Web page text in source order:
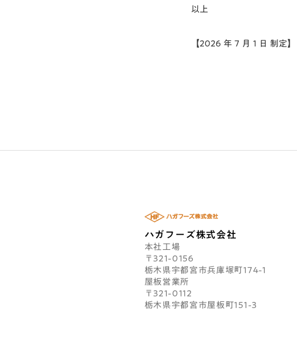
以上
【2026 年 7 月 1 日 制定】
ハガフーズ株式会社
本社工場
〒321-0156
栃木県宇都宮市兵庫塚町174-1
屋板営業所
〒321-0112
栃木県宇都宮市屋板町151-3